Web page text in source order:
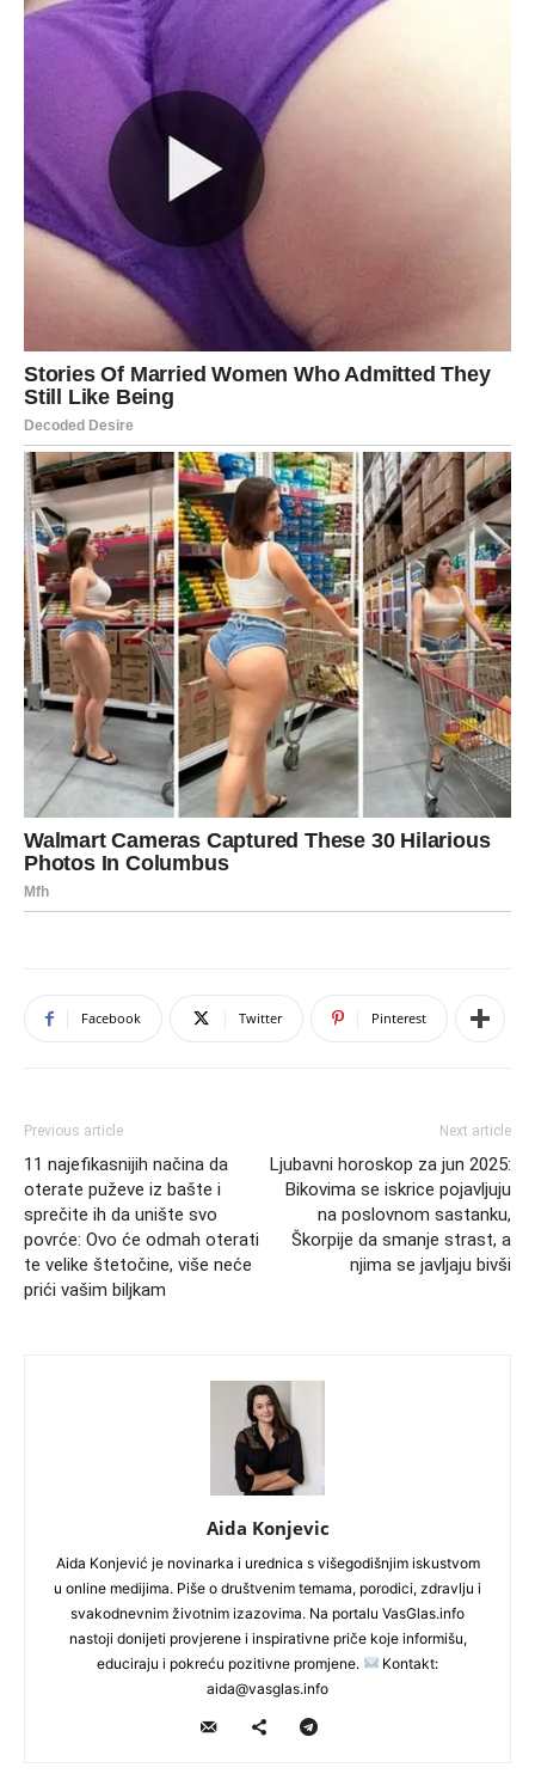
Facebook Twitter Pinterest
Previous article
11 najefikasnijih načina da
oterate puževe iz bašte i
sprečite ih da unište svo
povrće: Ovo će odmah oterati
te velike štetočine, više neće
prići vašim biljkam
Next article
Ljubavni horoskop za jun 2025:
Bikovima se iskrice pojavljuju
na poslovnom sastanku,
Škorpije da smanje strast, a
njima se javljaju bivši
Aida Konjevic
Aida Konjević je novinarka i urednica s višegodišnjim iskustvom
u online medijima. Piše o društvenim temama, porodici, zdravlju i
svakodnevnim životnim izazovima. Na portalu VasGlas.info
nastoji donijeti provjerene i inspirativne priče koje informišu,
educiraju i pokreću pozitivne promjene.
Kontakt:
aida@vasglas.info